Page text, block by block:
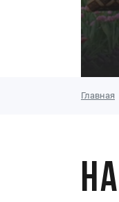
Главная